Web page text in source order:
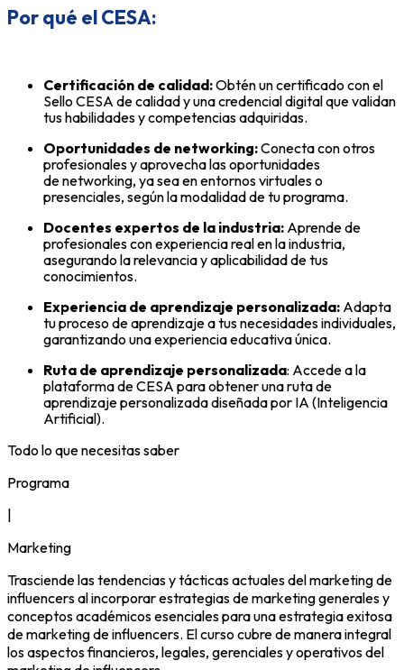
Por qué el CESA:
Certificación de calidad:Obtén un certificado con el
Sello CESA de calidad y una credencial digital que validan
tus habilidades y competencias adquiridas.
Oportunidades de networking:Conecta con otros
profesionales y aprovecha las oportunidades
de networking, ya sea en entornos virtuales o
presenciales, según la modalidad de tu programa.
Docentes expertos de la industria: Aprende de
profesionales con experiencia real en la industria,
asegurando la relevancia y aplicabilidad de tus
conocimientos.
Experiencia de aprendizaje personalizada: Adapta
tu proceso de aprendizaje a tus necesidades individuales,
garantizando una experiencia educativa única.
Ruta de aprendizaje personalizada: Accede a la
plataforma de CESA para obtener una ruta de
aprendizaje personalizada diseñada por IA (Inteligencia
Artificial).
Todo lo que necesitas saber
Programa
|
Marketing
Trasciende las tendencias y tácticas actuales del marketing de
influencers al incorporar estrategias de marketing generales y
conceptos académicos esenciales para una estrategia exitosa
de marketing de influencers. El curso cubre de manera integral
los aspectos financieros, legales, gerenciales y operativos del